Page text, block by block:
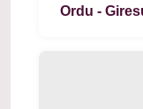
Ordu -